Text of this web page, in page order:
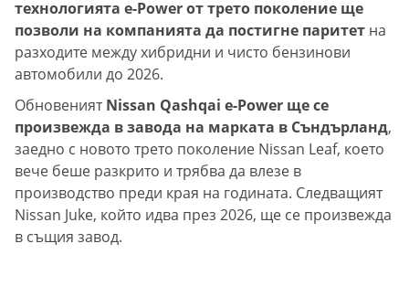
технологията e-Power от трето поколение ще
позволи на компанията да постигне паритет на
разходите между хибридни и чисто бензинови
автомобили до 2026.
ОбновениятNissan Qashqai e-Power ще се
произвежда в завода на марката в Съндърланд,
заедно с новото трето поколение Nissan Leaf, което
вече беше разкрито и трябва да влезе в
производство преди края на годината. Следващият
Nissan Juke, който идва през 2026, ще се произвежда
в същия завод.